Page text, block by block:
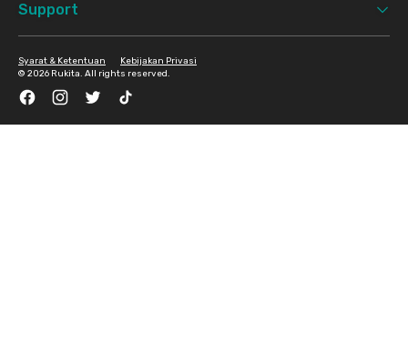
Support
© 2026 Rukita. All rights reserved.
Syarat & Ketentuan Kebijakan Privasi
FacebookInstagramTwitter TikTok